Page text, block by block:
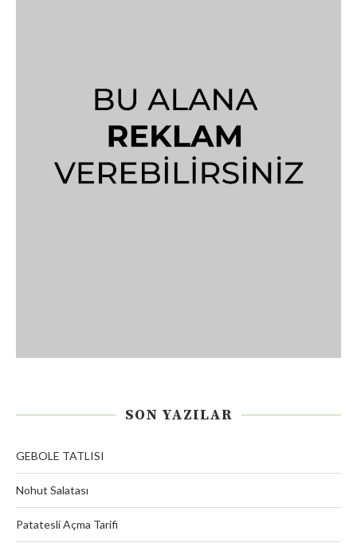
SON YAZILAR
GEBOLE TATLISI
Nohut Salatası
Patatesli Açma Tarifi